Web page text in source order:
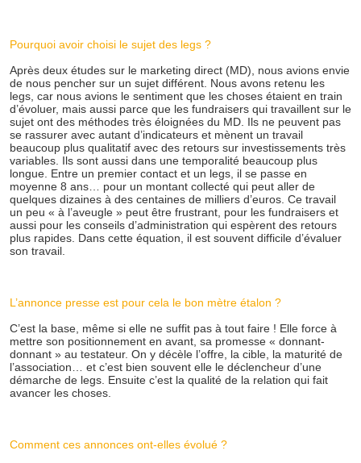
Pourquoi avoir choisi le sujet des legs ?
Après deux études sur le marketing direct (MD), nous avions envie
de nous pencher sur un sujet différent. Nous avons retenu les
legs, car nous avions le sentiment que les choses étaient en train
d’évoluer, mais aussi parce que les fundraisers qui travaillent sur le
sujet ont des méthodes très éloignées du MD. Ils ne peuvent pas
se rassurer avec autant d’indicateurs et mènent un travail
beaucoup plus qualitatif avec des retours sur investissements très
variables. Ils sont aussi dans une temporalité beaucoup plus
longue. Entre un premier contact et un legs, il se passe en
moyenne 8 ans… pour un montant collecté qui peut aller de
quelques dizaines à des centaines de milliers d’euros. Ce travail
un peu « à l’aveugle » peut être frustrant, pour les fundraisers et
aussi pour les conseils d’administration qui espèrent des retours
plus rapides. Dans cette équation, il est souvent difficile d’évaluer
son travail.
L’annonce presse est pour cela le bon mètre étalon ?
C’est la base, même si elle ne suffit pas à tout faire ! Elle force à
mettre son positionnement en avant, sa promesse « donnant-
donnant » au testateur. On y décèle l’offre, la cible, la maturité de
l’association… et c’est bien souvent elle le déclencheur d’une
démarche de legs. Ensuite c’est la qualité de la relation qui fait
avancer les choses.
Comment ces annonces ont-elles évolué ?